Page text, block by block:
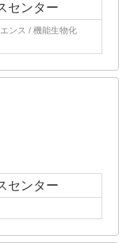
センター
ンス / 機能生物化
センター